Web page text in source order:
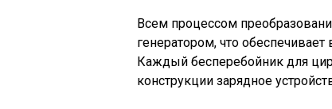
Всем процессом
генератором, что
Каждый бесперебойник для
конструкции зарядное